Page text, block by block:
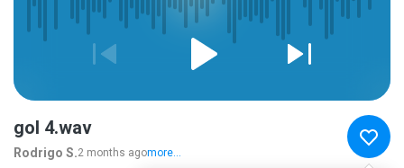
gol 4.wav
Rodrigo S.2 months agomore...